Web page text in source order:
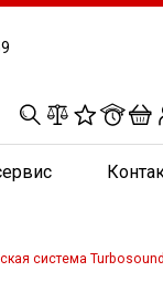
0
система